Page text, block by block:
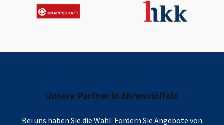
Unsere Partner in Ahrenviölfeld
Bei uns haben Sie die Wahl: Fordern Sie Angebote von